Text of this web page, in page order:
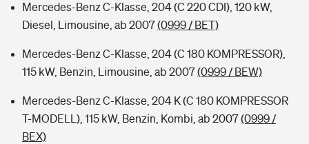
Mercedes-Benz C-Klasse, 204 (C 220 CDI), 120 kW,
Diesel, Limousine, ab 2007(0999 / BET)
Mercedes-Benz C-Klasse, 204 (C 180 KOMPRESSOR),
115 kW, Benzin, Limousine, ab 2007(0999 / BEW)
Mercedes-Benz C-Klasse, 204 K (C 180 KOMPRESSOR
T-MODELL), 115 kW, Benzin, Kombi, ab 2007(0999 /
BEX)